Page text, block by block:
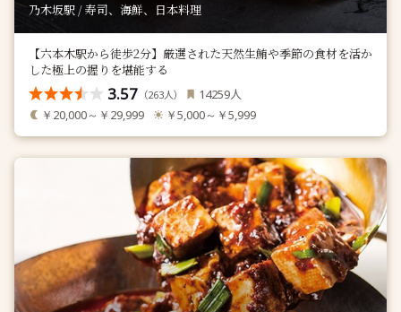
乃木坂駅 / 寿司、海鮮、日本料理
【六本木駅から徒歩2分】厳選された天然生鮪や季節の食材を活か
した極上の握りを堪能する
3.57 （263人） 14259人
￥20,000～￥29,999 ￥5,000～￥5,999